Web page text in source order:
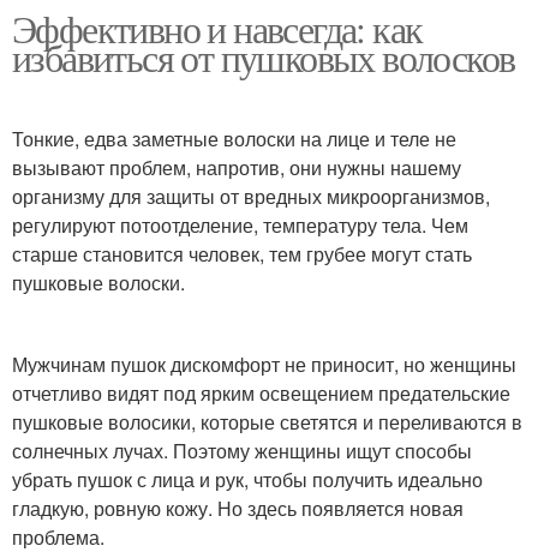
Эффективно и навсегда: как
избавиться от пушковых волосков
Тонкие, едва заметные волоски на лице и теле не
вызывают проблем, напротив, они нужны нашему
организму для защиты от вредных микроорганизмов,
регулируют потоотделение, температуру тела. Чем
старше становится человек, тем грубее могут стать
пушковые волоски.
Мужчинам пушок дискомфорт не приносит, но женщины
отчетливо видят под ярким освещением предательские
пушковые волосики, которые светятся и переливаются в
солнечных лучах. Поэтому женщины ищут способы
убрать пушок с лица и рук, чтобы получить идеально
гладкую, ровную кожу. Но здесь появляется новая
проблема.